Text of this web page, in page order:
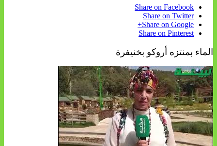
Share on Facebook
Share on Twitter
Share on Google+
Share on Pinterest
الماء بمنتزه أروكو بخنيفرة